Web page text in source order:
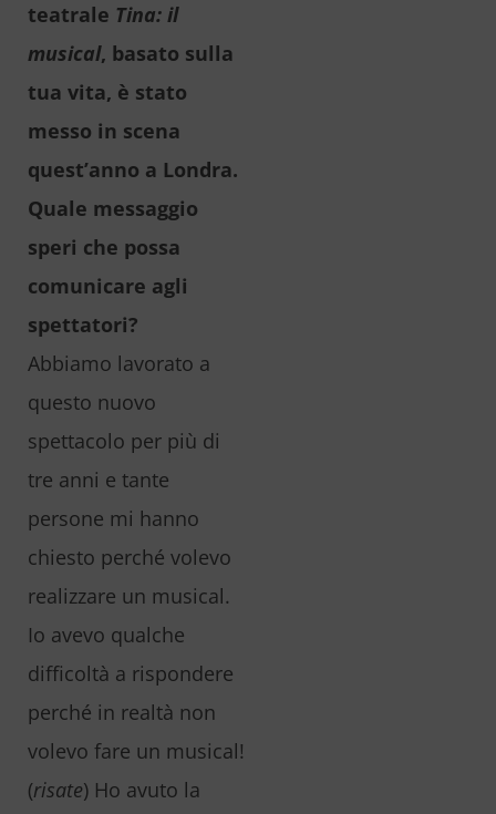
teatrale Tina: il
musical, basato sulla
tua vita, è stato
messo in scena
quest’anno a Londra.
Quale messaggio
speri che possa
comunicare agli
spettatori?
Abbiamo lavorato a
questo nuovo
spettacolo per più di
tre anni e tante
persone mi hanno
chiesto perché volevo
realizzare un musical.
Io avevo qualche
difficoltà a rispondere
perché in realtà non
volevo fare un musical!
(risate) Ho avuto la